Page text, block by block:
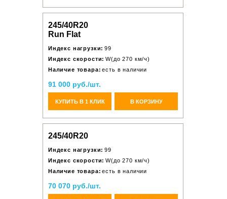
245/40R20
Run Flat
Индекс нагрузки: 99
Индекс скорости: W(до 270 км/ч)
Наличие товара: есть в наличии
91 000 руб./шт.
КУПИТЬ В 1 КЛИК В КОРЗИНУ
245/40R20
Индекс нагрузки: 99
Индекс скорости: W(до 270 км/ч)
Наличие товара: есть в наличии
70 070 руб./шт.